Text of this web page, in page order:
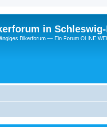
in
Bikerforum --- Ein Forum OHNE